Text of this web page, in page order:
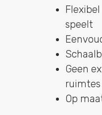
speelt
Geen
ruimtes
Op